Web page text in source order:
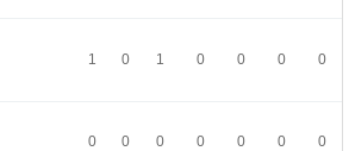
1 0 1 0 0 0 0
0 0 0 0 0 0 0